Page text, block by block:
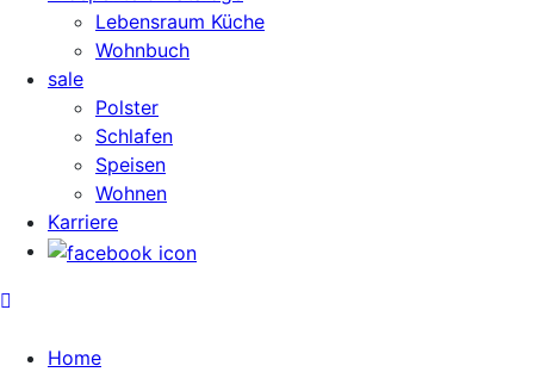
Lebensraum Küche
Wohnbuch
sale
Polster
Schlafen
Speisen
Wohnen
Karriere
Home